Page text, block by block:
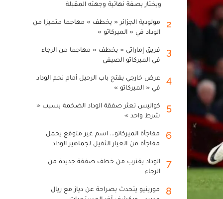
ويختار بصفة نهائية وجهته المقبلة
2
مولودية الجزائر « يخطف » مهاجما متميزا من
الوداد في « الميركاتو »
3
فريق إماراتي « يخطف » مهاجما من الرجاء
في الميركاتو الصيفي
4
عرض خارجي يفتح باب الرحيل أمام نجم الوداد
في « الميركاتو »
5
كواليس تعثر صفقة الوداد الضخمة بسبب «
شرط واحد »
6
مفاجأة الميركاتو... اسم غير متوقع يحمل
مفاجأة من العيار الثقيل لجماهير الوداد
7
الوداد يقترب من خطف صفقة جديدة من
الرجاء
8
مورينيو يتحدث بصراحة عن دياز مع ريال